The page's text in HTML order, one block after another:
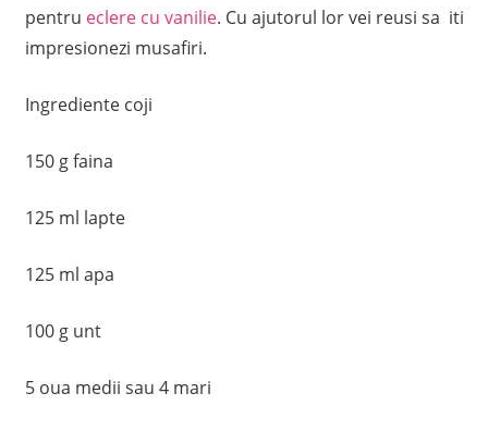
pentru eclere cu vanilie. Cu ajutorul lor vei reusi sa iti
impresionezi musafiri.
Ingrediente coji
150 g faina
125 ml lapte
125 ml apa
100 g unt
5 oua medii sau 4 mari